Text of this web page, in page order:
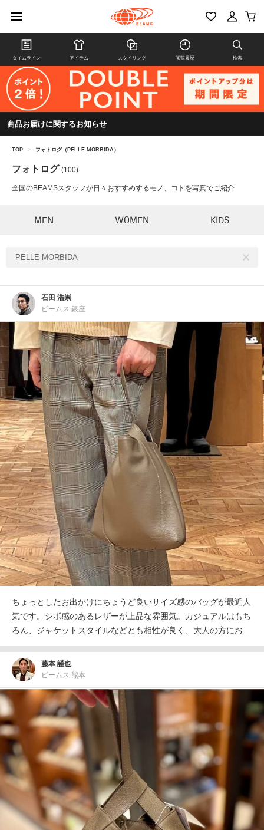
タイムライン アイテム スタイリング 閲覧履歴 検索
商品お届けに関するお知らせ
TOP > フォトログ（PELLE MORBIDA）
フォトログ (100)
全国のBEAMSスタッフが日々おすすめするモノ、コトを写真でご紹介
MEN WOMEN KIDS
PELLE MORBIDA
石田 浩崇
ビームス 銀座
ちょっとしたお出かけにちょうど良いサイズ感のバッグが最近人
気です。シボ感のあるレザーが上品な雰囲気。カジュアルはもち
ろん、ジャケットスタイルなどとも相性が良く、大人の方にお...
藤本 謹也
ビームス 熊本